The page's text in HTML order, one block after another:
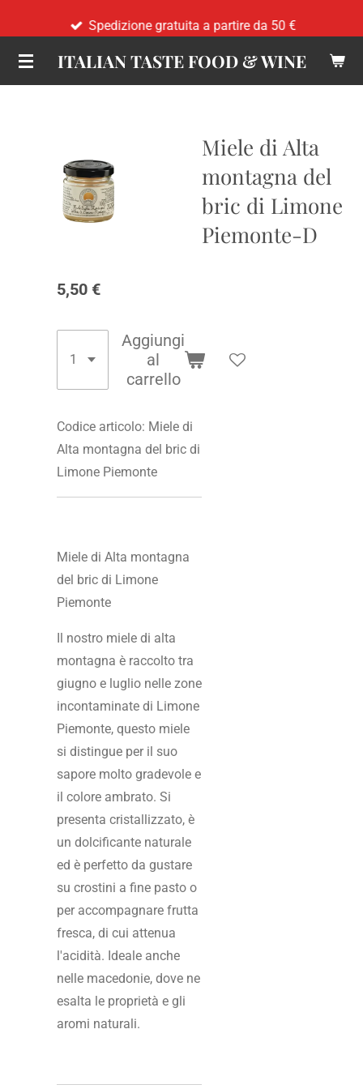
al
contenuto
principale
ITALIAN TASTE FOOD & WINE
Spedizione gratuita a partire da 50 €
Miele di Alta
montagna del
bric di Limone
Piemonte-D
5,50 €
Aggiungi
al
carrello
Codice articolo: Miele di
Alta montagna del bric di
Limone Piemonte
Miele di Alta montagna
del bric di Limone
Piemonte
Il nostro miele di alta
montagna è raccolto tra
giugno e luglio nelle zone
incontaminate di Limone
Piemonte, questo miele
si distingue per il suo
sapore molto gradevole e
il colore ambrato. Si
presenta cristallizzato, è
un dolcificante naturale
ed è perfetto da gustare
su crostini a fine pasto o
per accompagnare frutta
fresca, di cui attenua
l'acidità. Ideale anche
nelle macedonie, dove ne
esalta le proprietà e gli
aromi naturali.